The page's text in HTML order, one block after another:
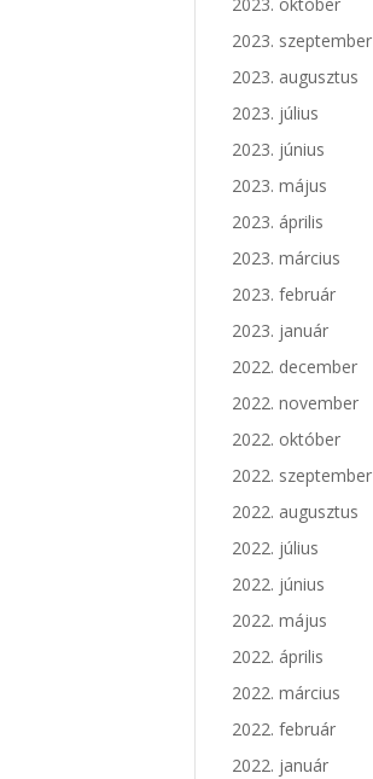
2023. október
2023. szeptember
2023. augusztus
2023. július
2023. június
2023. május
2023. április
2023. március
2023. február
2023. január
2022. december
2022. november
2022. október
2022. szeptember
2022. augusztus
2022. július
2022. június
2022. május
2022. április
2022. március
2022. február
2022. január